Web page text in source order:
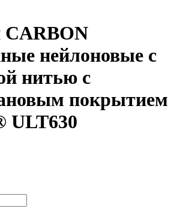
CARBON
нейлоновые с
нитью с
покрытием
ULT630